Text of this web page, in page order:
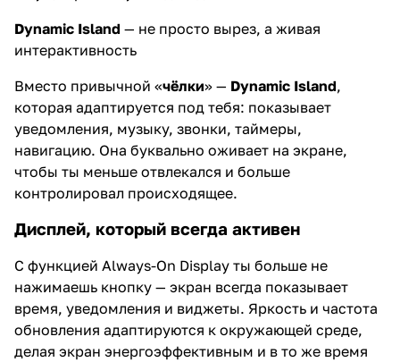
Dynamic Island — не просто вырез, а живая
интерактивность
Вместо привычной «чёлки» — Dynamic Island,
которая адаптируется под тебя: показывает
уведомления, музыку, звонки, таймеры,
навигацию. Она буквально оживает на экране,
чтобы ты меньше отвлекался и больше
контролировал происходящее.
Дисплей, который всегда активен
С функцией Always-On Display ты больше не
нажимаешь кнопку — экран всегда показывает
время, уведомления и виджеты. Яркость и частота
обновления адаптируются к окружающей среде,
делая экран энергоэффективным и в то же время